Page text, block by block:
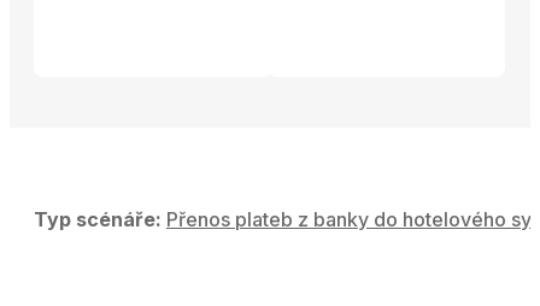
Typ scénáře: Přenos plateb z banky do hotelového